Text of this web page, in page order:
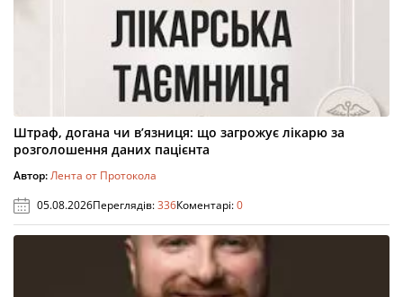
Штраф, догана чи в’язниця: що загрожує лікарю за
розголошення даних пацієнта
Автор:Лента от Протокола
05.08.2026Переглядів:336Коментарі:0